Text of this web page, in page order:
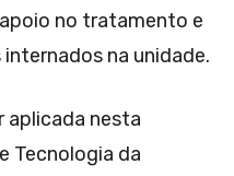
no tratamento e
na unidade.
aplicada nesta
Tecnologia da